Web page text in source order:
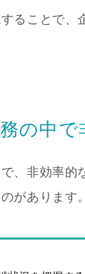
ることで、
の中で
、非効率的
があります。